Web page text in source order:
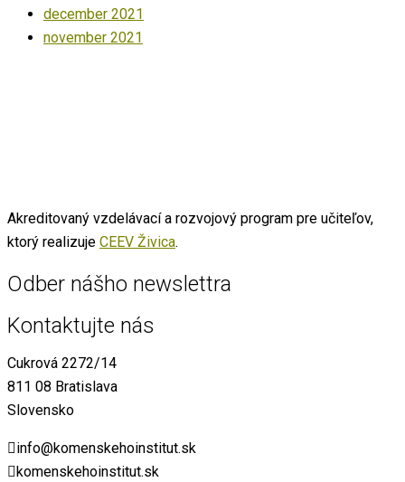
december 2021
november 2021
Akreditovaný vzdelávací a rozvojový program pre učiteľov,
ktorý realizuje CEEV Živica.
Odber nášho newslettra
Kontaktujte nás
Cukrová 2272/14
811 08 Bratislava
Slovensko
info@komenskehoinstitut.sk
komenskehoinstitut.sk